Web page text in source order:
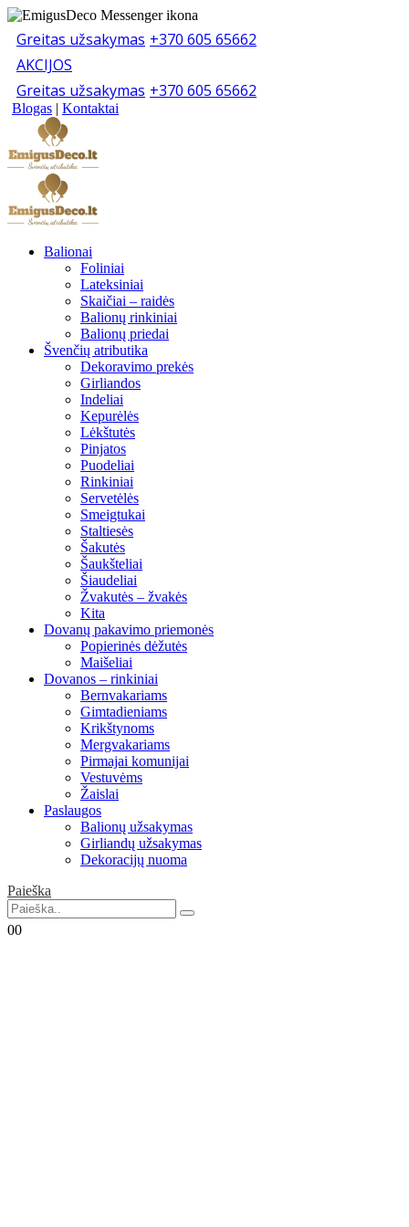
Greitas užsakymas +370 605 65662
AKCIJOS
Greitas užsakymas +370 605 65662
Blogas | Kontaktai
Balionai
Foliniai
Lateksiniai
Skaičiai – raidės
Balionų rinkiniai
Balionų priedai
Švenčių atributika
Dekoravimo prekės
Girliandos
Indeliai
Kepurėlės
Lėkštutės
Pinjatos
Puodeliai
Rinkiniai
Servetėlės
Smeigtukai
Staltiesės
Šakutės
Šaukšteliai
Šiaudeliai
Žvakutės – žvakės
Kita
Dovanų pakavimo priemonės
Popierinės dėžutės
Maišeliai
Dovanos – rinkiniai
Bernvakariams
Gimtadieniams
Krikštynoms
Mergvakariams
Pirmajai komunijai
Vestuvėms
Žaislai
Paslaugos
Balionų užsakymas
Girliandų užsakymas
Dekoracijų nuoma
Paieška
00